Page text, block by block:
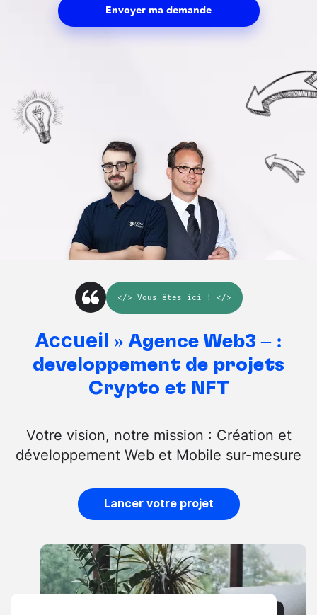
Envoyer ma demande
</> Vous êtes ici ! </>
Accueil » Agence Web3 – :
développement de projets
Crypto et NFT
Votre vision, notre mission : Création et
développement Web et Mobile sur-mesure
Lancer votre projet